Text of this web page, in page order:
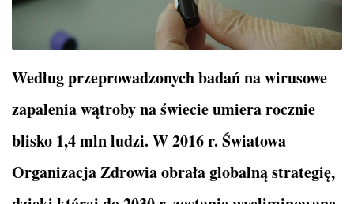
Według przeprowadzonych badań na wirusowe
zapalenia wątroby na świecie umiera rocznie
blisko 1,4 mln ludzi. W 2016 r. Światowa
Organizacja Zdrowia obrała globalną strategię,